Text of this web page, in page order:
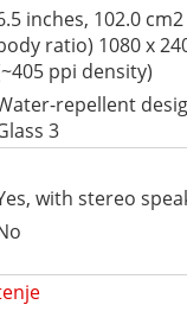
inches, 102.0
ratio) 1080 x
ppi density)
repellent
3
with stereo